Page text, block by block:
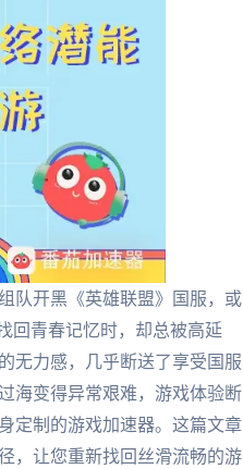
队开黑《英雄联盟》国服，或
回青春记忆时，却总被高延
无力感，几乎断送了享受国服
海变得异常艰难，游戏体验断
定制的游戏加速器。这篇文章
，让您重新找回丝滑流畅的游